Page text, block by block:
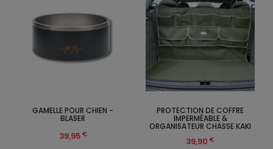
GAMELLE POUR CHIEN -
BLASER
39,95 €
PROTECTION DE COFFRE
IMPERMÉABLE &
ORGANISATEUR CHASSE KAKI
39,90 €